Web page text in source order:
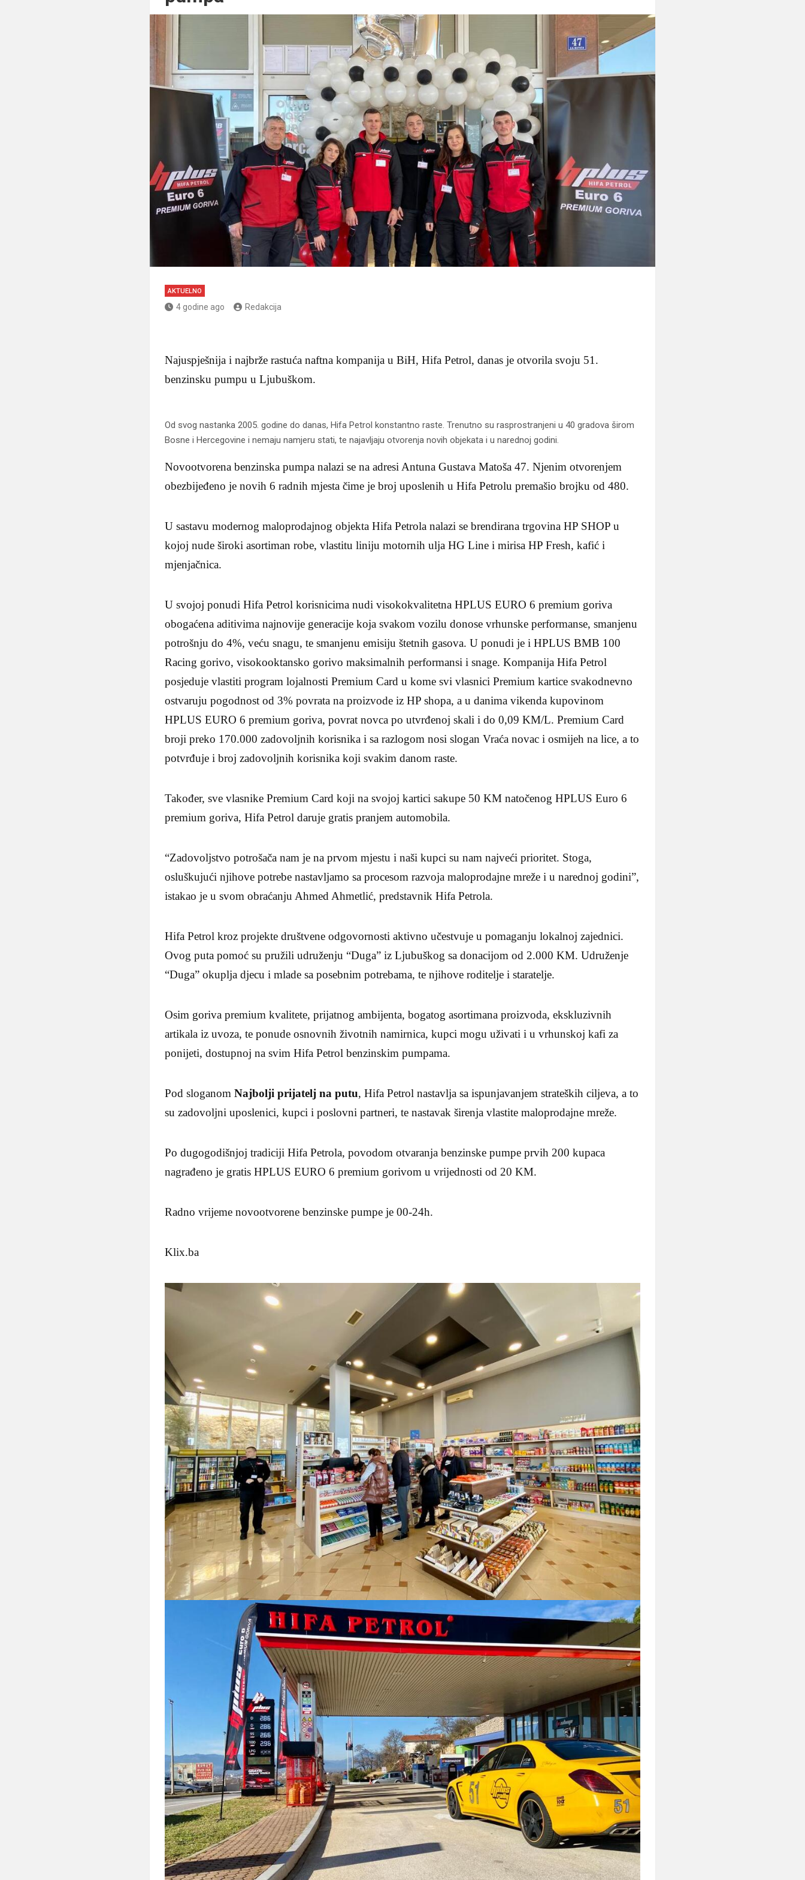
AKTUELNO
4 godine ago Redakcija
Najuspješnija i najbrže rastuća naftna kompanija u BiH, Hifa Petrol, danas je otvorila svoju 51.
benzinsku pumpu u Ljubuškom.
Od svog nastanka 2005. godine do danas, Hifa Petrol konstantno raste. Trenutno su rasprostranjeni u 40 gradova širom
Bosne i Hercegovine i nemaju namjeru stati, te najavljaju otvorenja novih objekata i u narednoj godini.
Novootvorena benzinska pumpa nalazi se na adresi Antuna Gustava Matoša 47. Njenim otvorenjem
obezbijeđeno je novih 6 radnih mjesta čime je broj uposlenih u Hifa Petrolu premašio brojku od 480.
U sastavu modernog maloprodajnog objekta Hifa Petrola nalazi se brendirana trgovina HP SHOP u
kojoj nude široki asortiman robe, vlastitu liniju motornih ulja HG Line i mirisa HP Fresh, kafić i
mjenjačnica.
U svojoj ponudi Hifa Petrol korisnicima nudi visokokvalitetna HPLUS EURO 6 premium goriva
obogaćena aditivima najnovije generacije koja svakom vozilu donose vrhunske performanse, smanjenu
potrošnju do 4%, veću snagu, te smanjenu emisiju štetnih gasova. U ponudi je i HPLUS BMB 100
Racing gorivo, visokooktansko gorivo maksimalnih performansi i snage. Kompanija Hifa Petrol
posjeduje vlastiti program lojalnosti Premium Card u kome svi vlasnici Premium kartice svakodnevno
ostvaruju pogodnost od 3% povrata na proizvode iz HP shopa, a u danima vikenda kupovinom
HPLUS EURO 6 premium goriva, povrat novca po utvrđenoj skali i do 0,09 KM/L. Premium Card
broji preko 170.000 zadovoljnih korisnika i sa razlogom nosi slogan Vraća novac i osmijeh na lice, a to
potvrđuje i broj zadovoljnih korisnika koji svakim danom raste.
Također, sve vlasnike Premium Card koji na svojoj kartici sakupe 50 KM natočenog HPLUS Euro 6
premium goriva, Hifa Petrol daruje gratis pranjem automobila.
“Zadovoljstvo potrošača nam je na prvom mjestu i naši kupci su nam najveći prioritet. Stoga,
osluškujući njihove potrebe nastavljamo sa procesom razvoja maloprodajne mreže i u narednoj godini”,
istakao je u svom obraćanju Ahmed Ahmetlić, predstavnik Hifa Petrola.
Hifa Petrol kroz projekte društvene odgovornosti aktivno učestvuje u pomaganju lokalnoj zajednici.
Ovog puta pomoć su pružili udruženju “Duga” iz Ljubuškog sa donacijom od 2.000 KM. Udruženje
“Duga” okuplja djecu i mlade sa posebnim potrebama, te njihove roditelje i staratelje.
Osim goriva premium kvalitete, prijatnog ambijenta, bogatog asortimana proizvoda, ekskluzivnih
artikala iz uvoza, te ponude osnovnih životnih namirnica, kupci mogu uživati i u vrhunskoj kafi za
ponijeti, dostupnoj na svim Hifa Petrol benzinskim pumpama.
Pod sloganomNajbolji prijatelj na putu, Hifa Petrol nastavlja sa ispunjavanjem strateških ciljeva, a to
su zadovoljni uposlenici, kupci i poslovni partneri, te nastavak širenja vlastite maloprodajne mreže.
Po dugogodišnjoj tradiciji Hifa Petrola, povodom otvaranja benzinske pumpe prvih 200 kupaca
nagrađeno je gratis HPLUS EURO 6 premium gorivom u vrijednosti od 20 KM.
Radno vrijeme novootvorene benzinske pumpe je 00-24h.
Klix.ba